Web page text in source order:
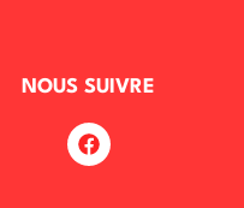
NOUS SUIVRE